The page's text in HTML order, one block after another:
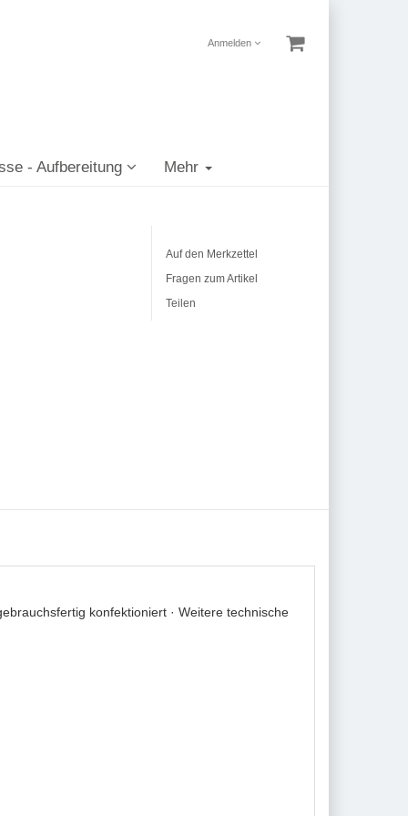
Anmelden
- Aufbereitung Mehr
Auf den Merkzettel
Fragen zum Artikel
Teilen
konfektioniert · Weitere technische